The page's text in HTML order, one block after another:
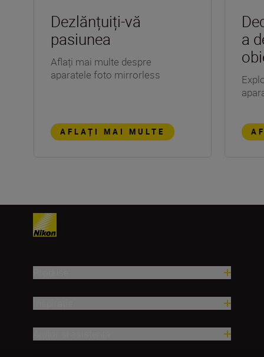
Dezlănțuiți-vă
pasiunea
Aflați mai multe despre
aparatele foto mirrorless
AFLAȚI MAI MULTE
a